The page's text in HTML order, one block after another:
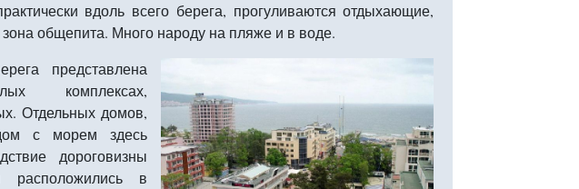
вдоль всего берега, прогуливаются отдыхающие,
зона общепита. Много народу на пляже и в воде.
представлена
комплексах,
Отдельных домов,
с морем здесь
дороговизны
расположились в